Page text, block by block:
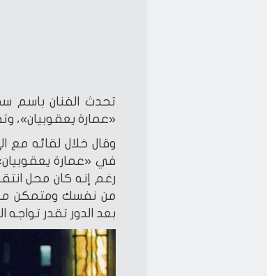
تحدث الفنان باسم
«عمارة يعقوبيان»،
وقال خلال لقائه مع
في «عمارة
رغم إنه كان محل
من نفسك ومتمكن
بعد الدور تقدر تواجه